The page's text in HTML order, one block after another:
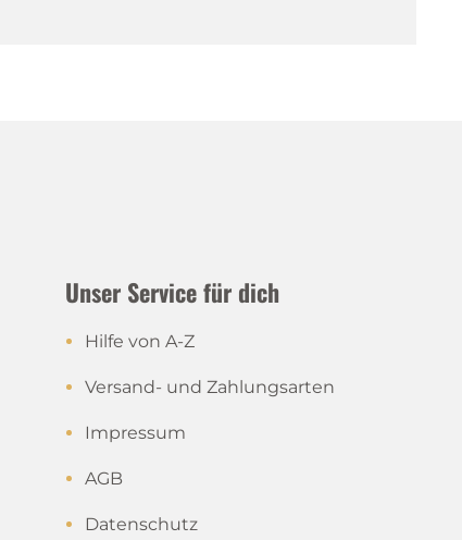
Unser Service für dich
Hilfe von A-Z
Versand- und Zahlungsarten
Impressum
AGB
Datenschutz